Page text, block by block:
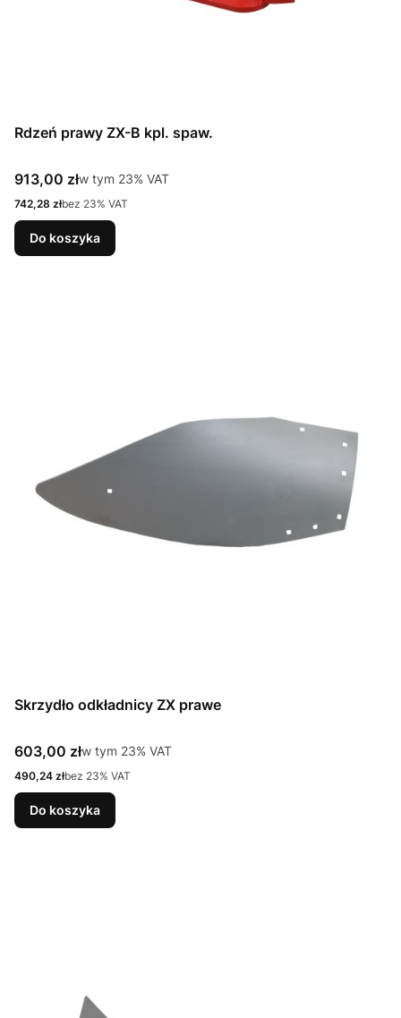
Rdzeń prawy ZX-B kpl. spaw.
Cena brutto
913,00 złw tym %s VAT
w tym 23% VAT
Cena netto
742,28 złbez 23% VAT
Do koszyka
Skrzydło odkładnicy ZX prawe
Cena brutto
603,00 złw tym %s VAT
w tym 23% VAT
Cena netto
490,24 złbez 23% VAT
Do koszyka